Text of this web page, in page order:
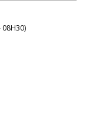
08H30)